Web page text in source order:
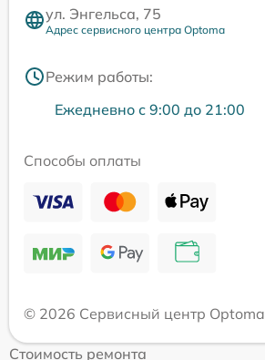
ул. Энгельса, 75
Адрес сервисного центра Optoma
Режим работы:
Ежедневно с 9:00 до 21:00
Способы оплаты
© 2026 Сервисный центр Optoma
Стоимость ремонта